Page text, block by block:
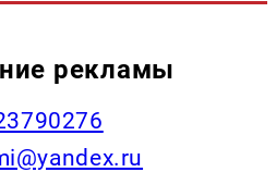
рекламы